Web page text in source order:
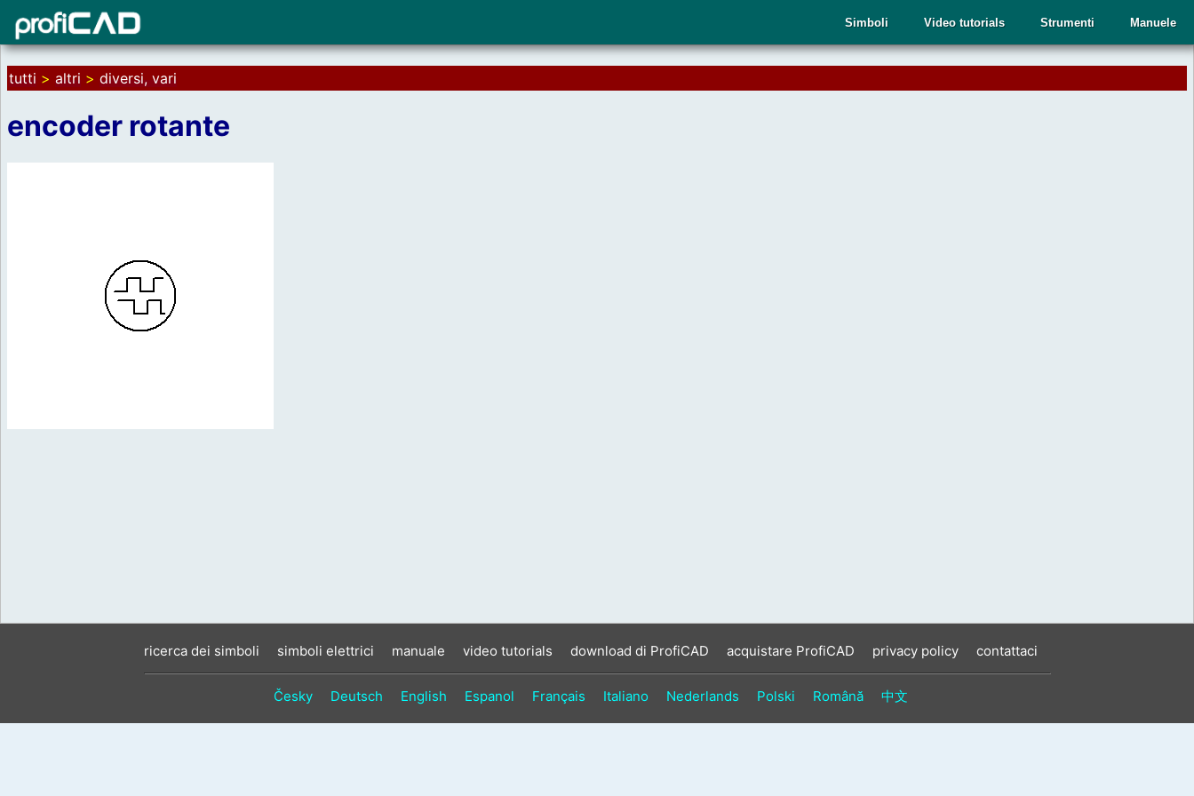
Manuele
Strumenti
Video tutorials
Simboli
tutti > altri > diversi, vari
encoder rotante
ricerca dei simboli simboli elettrici manuale video tutorials download di ProfiCAD acquistare ProfiCAD privacy policy contattaci
Česky Deutsch English Espanol Français Italiano Nederlands Polski Română 中文